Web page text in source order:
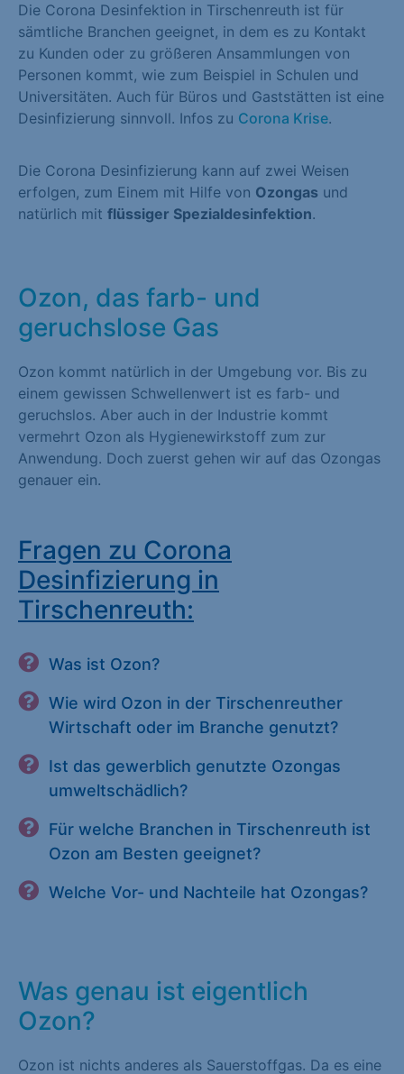
Die Corona Desinfektion in Tirschenreuth ist für
sämtliche Branchen geeignet, in dem es zu Kontakt
zu Kunden oder zu größeren Ansammlungen von
Personen kommt, wie zum Beispiel in Schulen und
Universitäten. Auch für Büros und Gaststätten ist eine
Desinfizierung sinnvoll. Infos zu Corona Krise.
Die Corona Desinfizierung kann auf zwei Weisen
erfolgen, zum Einem mit Hilfe von Ozongas und
natürlich mit flüssiger Spezialdesinfektion.
Ozon, das farb- und
geruchslose Gas
Ozon kommt natürlich in der Umgebung vor. Bis zu
einem gewissen Schwellenwert ist es farb- und
geruchslos. Aber auch in der Industrie kommt
vermehrt Ozon als Hygienewirkstoff zum zur
Anwendung. Doch zuerst gehen wir auf das Ozongas
genauer ein.
Fragen zu Corona
Desinfizierung in
Tirschenreuth:
Was ist Ozon?
Wie wird Ozon in der Tirschenreuther
Wirtschaft oder im Branche genutzt?
Ist das gewerblich genutzte Ozongas
umweltschädlich?
Für welche Branchen in Tirschenreuth ist
Ozon am Besten geeignet?
Welche Vor- und Nachteile hat Ozongas?
Was genau ist eigentlich
Ozon?
Ozon ist nichts anderes als Sauerstoffgas. Da es eine